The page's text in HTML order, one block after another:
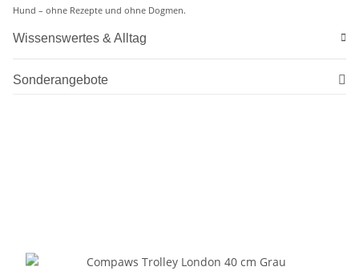
Hund – ohne Rezepte und ohne Dogmen.
Wissenswertes & Alltag
Sonderangebote